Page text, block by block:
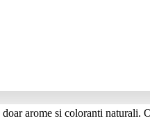
arome si coloranti naturali.